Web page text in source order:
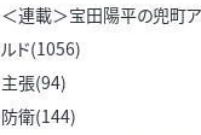
＜連載＞宝田陽平の兜町
ルド(1056)
主張(94)
防衛(144)